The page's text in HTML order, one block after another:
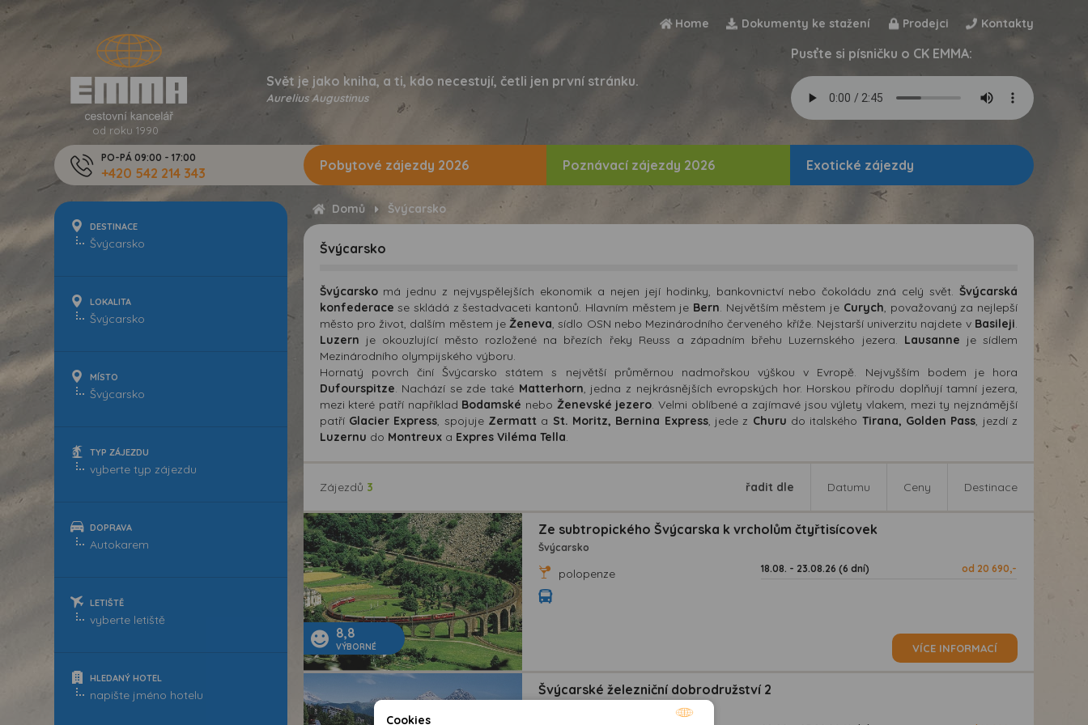
Home Dokumenty ke stažení Prodejci Kontakty
od roku 1990
Svět je jako kniha, a ti, kdo necestují, četli jen první stránku.
Aurelius Augustinus
Pusťte si písničku o CK EMMA:
PO-PÁ 09:00 - 17:00
+420 542 214 343
DESTINACE
LOKALITA
MÍSTO
TYP ZÁJEZDU
DOPRAVA
LETIŠTĚ
HLEDANÝ HOTEL
Pobytové zájezdy 2026 Poznávací zájezdy 2026 Exotické zájezdy
Domů Švýcarsko
Švýcarsko
Švýcarskomá jednu z nejvyspělejších ekonomik a nejen její hodinky, bankovnictví nebo čokoládu zná celý svět. Švýcarská
konfederace se skládá z šestadvaceti kantonů. Hlavním městem je Bern. Největším městem je Curych, považovaný za nejlepší
město pro život, dalším městem jeŽeneva, sídlo OSN nebo Mezinárodního červeného kříže. Nejstarší univerzitu najdete v Basileji.
Luzern je okouzlující město rozložené na březích řeky Reuss a západním břehu Luzernského jezera. Lausanne je sídlem
Mezinárodního olympijského výboru.
Hornatý povrch činí Švýcarsko státem s největší průměrnou nadmořskou výškou v Evropě. Nejvyšším bodem je hora
Dufourspitze. Nachází se zde také Matterhorn, jedna z nejkrásnějších evropských hor. Horskou přírodu doplňují tamní jezera,
mezi které patří například Bodamské nebo Ženevské jezero. Velmi oblíbené a zajímavé jsou výlety vlakem, mezi ty nejznámější
patří Glacier Express, spojuje Zermatta St. Moritz, Bernina Express, jede z Churu do italského Tirana, Golden Pass, jezdí z
Luzernu do Montreuxa Expres Viléma Tella.
Zájezdů 3 řadit dle Datumu Ceny Destinace
8,8
VÝBORNÉ
Ze subtropického Švýcarska k vrcholům čtyřtisícovek
Švýcarsko
polopenze 18.08. - 23.08.26 (6 dní) od 20 690,-
VÍCE INFORMACÍ
Švýcarské železniční dobrodružství 2
Cookies